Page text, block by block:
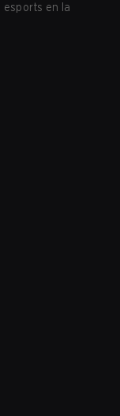
esports en la